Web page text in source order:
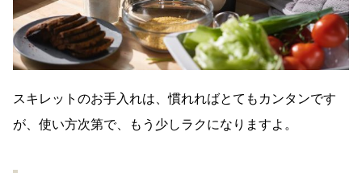
スキレットのお手入れは、慣れればとてもカンタンです
が、使い方次第で、もう少しラクになりますよ。